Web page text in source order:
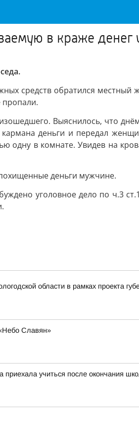
в краже денег
средств обратился местный
пропали.
Выяснилось, что
деньги и передал
одну в комнате. Увидев на
деньги мужчине.
уголовное дело по ч.3
области в рамках проекта
Славян»
учиться после окончания